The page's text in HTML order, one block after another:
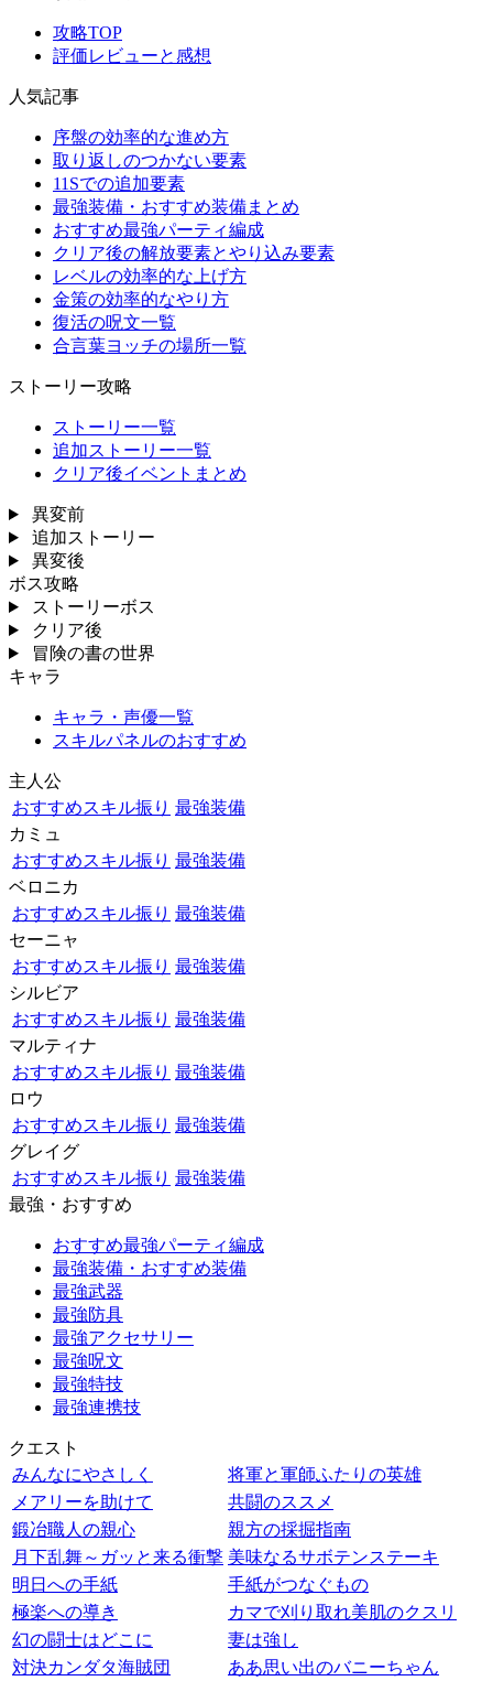
攻略TOP
評価レビューと感想
人気記事
序盤の効率的な進め方
取り返しのつかない要素
11Sでの追加要素
最強装備・おすすめ装備まとめ
おすすめ最強パーティ編成
クリア後の解放要素とやり込み要素
レベルの効率的な上げ方
金策の効率的なやり方
復活の呪文一覧
合言葉ヨッチの場所一覧
ストーリー攻略
ストーリー一覧
追加ストーリー一覧
クリア後イベントまとめ
異変前
追加ストーリー
異変後
ボス攻略
ストーリーボス
クリア後
冒険の書の世界
キャラ
キャラ・声優一覧
スキルパネルのおすすめ
主人公
おすすめスキル振り 最強装備
カミュ
おすすめスキル振り 最強装備
ベロニカ
おすすめスキル振り 最強装備
セーニャ
おすすめスキル振り 最強装備
シルビア
おすすめスキル振り 最強装備
マルティナ
おすすめスキル振り 最強装備
ロウ
おすすめスキル振り 最強装備
グレイグ
おすすめスキル振り 最強装備
最強・おすすめ
おすすめ最強パーティ編成
最強装備・おすすめ装備
最強武器
最強防具
最強アクセサリー
最強呪文
最強特技
最強連携技
クエスト
みんなにやさしく
将軍と軍師ふたりの英雄
メアリーを助けて
共闘のススメ
鍛冶職人の親心
親方の採掘指南
月下乱舞～ガッと来る衝撃 美味なるサボテンステーキ
明日への手紙
手紙がつなぐもの
極楽への導き
カマで刈り取れ美肌のクスリ
幻の闘士はどこに
妻は強し
対決カンダタ海賊団
ああ思い出のバニーちゃん